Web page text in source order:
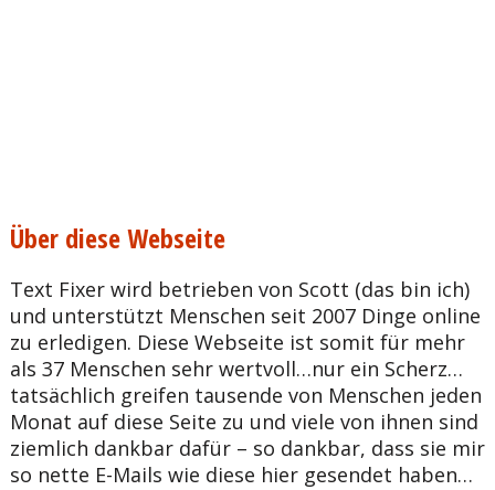
Über diese Webseite
Text Fixer wird betrieben von Scott (das bin ich)
und unterstützt Menschen seit 2007 Dinge online
zu erledigen. Diese Webseite ist somit für mehr
als 37 Menschen sehr wertvoll…nur ein Scherz…
tatsächlich greifen tausende von Menschen jeden
Monat auf diese Seite zu und viele von ihnen sind
ziemlich dankbar dafür – so dankbar, dass sie mir
so nette E-Mails wie diese hier gesendet haben…